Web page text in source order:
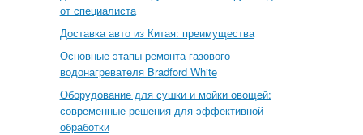
от специалиста
Доставка авто из Китая: преимущества
Основные этапы ремонта газового
водонагревателя Bradford White
Оборудование для сушки и мойки овощей:
современные решения для эффективной
обработки